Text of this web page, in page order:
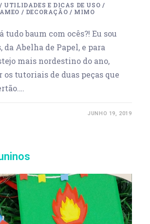
/ UTILIDADES E DICAS DE USO /
/ DECORAÇÃO / MIMO
tudo baum com ocês?! Eu sou
da Abelha de Papel, e para
mais nordestino do ano,
tutoriais de duas peças que
JUNHO 19, 2019